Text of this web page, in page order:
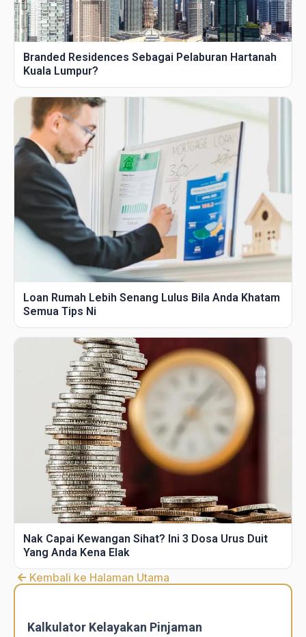
Branded Residences Sebagai Pelaburan Hartanah
Kuala Lumpur?
Loan Rumah Lebih Senang Lulus Bila Anda Khatam
Semua Tips Ni
Nak Capai Kewangan Sihat? Ini 3 Dosa Urus Duit
Yang Anda Kena Elak
Kembali ke Halaman Utama
Kalkulator Kelayakan Pinjaman